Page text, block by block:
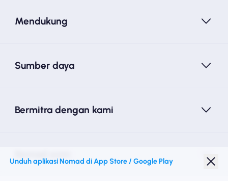
Mendukung
Sumber daya
Bermitra dengan kami
Unduh aplikasi Nomad di App Store / Google Play